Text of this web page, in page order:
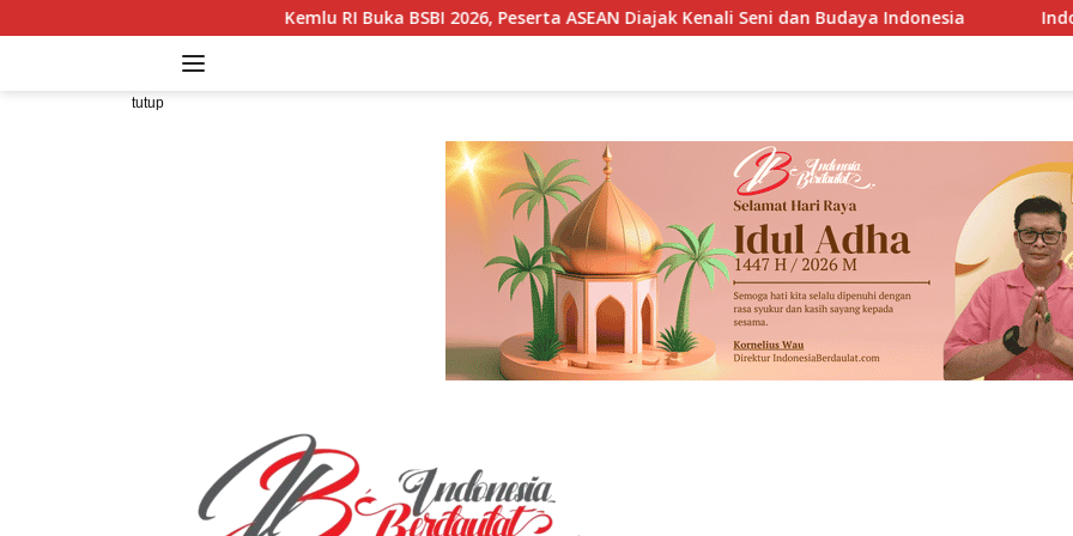
ke
Kemlu RI Buka BSBI 2026, Peserta ASEAN Diajak Kenali Seni dan Budaya Indonesia Indonesia-Panama Sepakat
tutup